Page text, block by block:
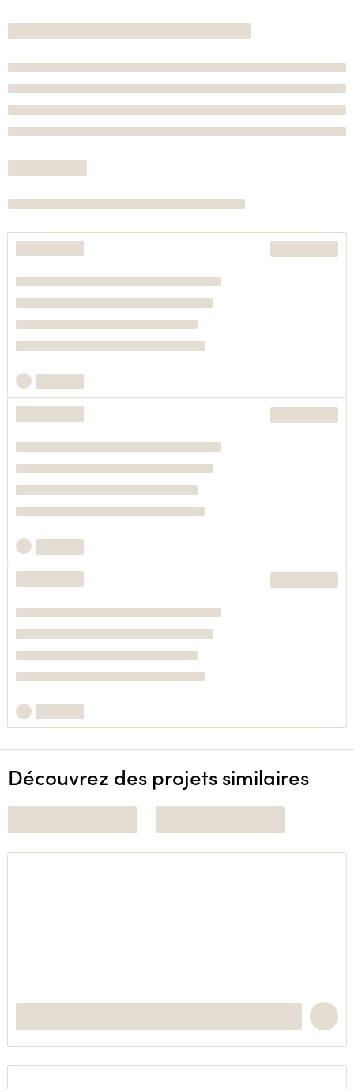
Découvrez des projets similaires